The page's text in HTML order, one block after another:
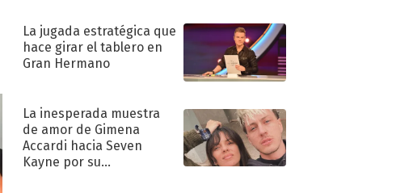
La jugada estratégica que
hace girar el tablero en
Gran Hermano
La inesperada muestra
de amor de Gimena
Accardi hacia Seven
Kayne por su